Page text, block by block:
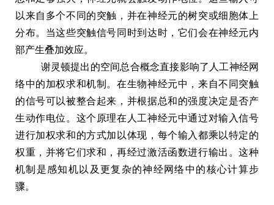
以来自多个不同的突触，并在神经元的树突或细胞体上
分布。当这些突触信号同时到达时，它们会在神经元内
部产生叠加效应。
谢灵顿提出的空间总合概念直接影响了人工神经网
络中的加权求和机制。在生物神经元中，来自不同突触
的信号可以被整合起来，并根据总和的强度决定是否产
生动作电位。这个原理在人工神经元中通过对输入信号
进行加权求和的方式加以体现，每个输入都乘以特定的
权重，并将它们求和，再经过激活函数进行输出。这种
机制是感知机以及更复杂的神经网络中的核心计算步
骤。